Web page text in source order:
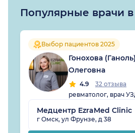
Популярные врачи
Выбор пациентов 2025
Гонохова
Олеговна
4.9
32 отзыва
ревматолог, врач
Медцентр EzraMed Clinic
г Омск, ул Фрунзе, д 38